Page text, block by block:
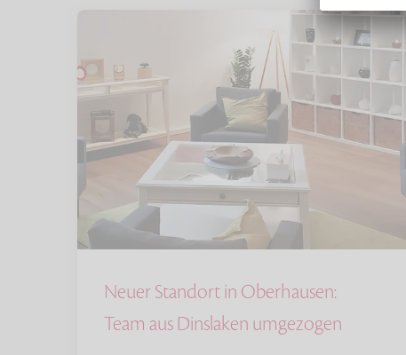
Neuer Standort in Oberhausen:
Team aus Dinslaken umgezogen